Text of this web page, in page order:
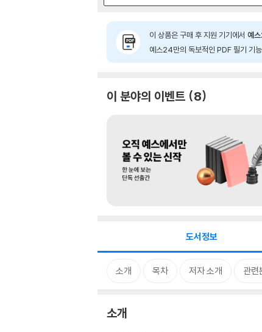
이 상품은 구매 후 지원 기기에서 예
예스24만의 독보적인 PDF 필기 기
이 분야의 이벤트 8
도서정보
소개 목차 저자 소개 관련
소개